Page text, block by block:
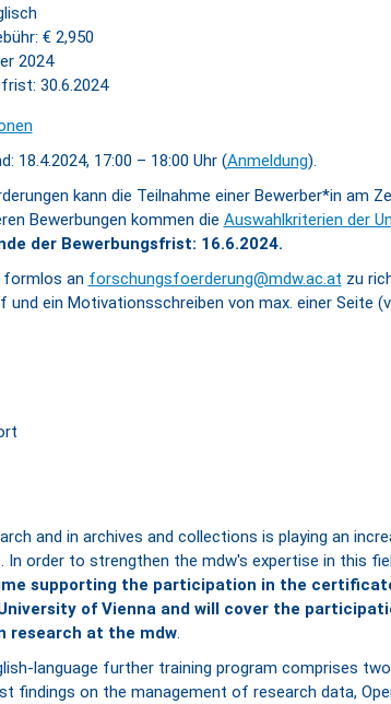
€ 2,950
2024
30.6.2024
18.4.2024, 17:00 – 18:00 Uhr (Anmeldung).
kann die Teilnahme einer Bewerber*in am
Bewerbungen kommen die Auswahlkriterien der
der Bewerbungsfrist: 16.6.2024.
formlos an forschungsfoerderung@mdw.ac.at zu
und ein Motivationsschreiben von max. einer Seite
and in archives and collections is playing an
In order to strengthen the mdw's expertise in this
supporting the participation in the
of Vienna and will cover the
research at the mdw.
language further training program comprises
findings on the management of research data,